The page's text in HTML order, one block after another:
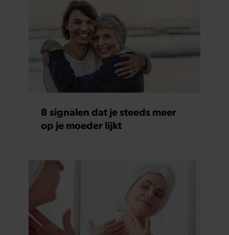
8 signalen dat je steeds meer
op je moeder lijkt